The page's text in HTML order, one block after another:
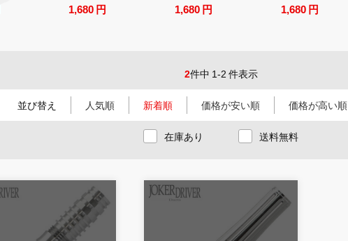
1,680 円 1,680 円 1,680 円
2件中 1-2 件表示
並び替え 人気順 新着順 価格が安い順 価格が高い順
在庫あり 送料無料